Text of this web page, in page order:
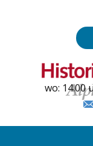
wo: 14.00